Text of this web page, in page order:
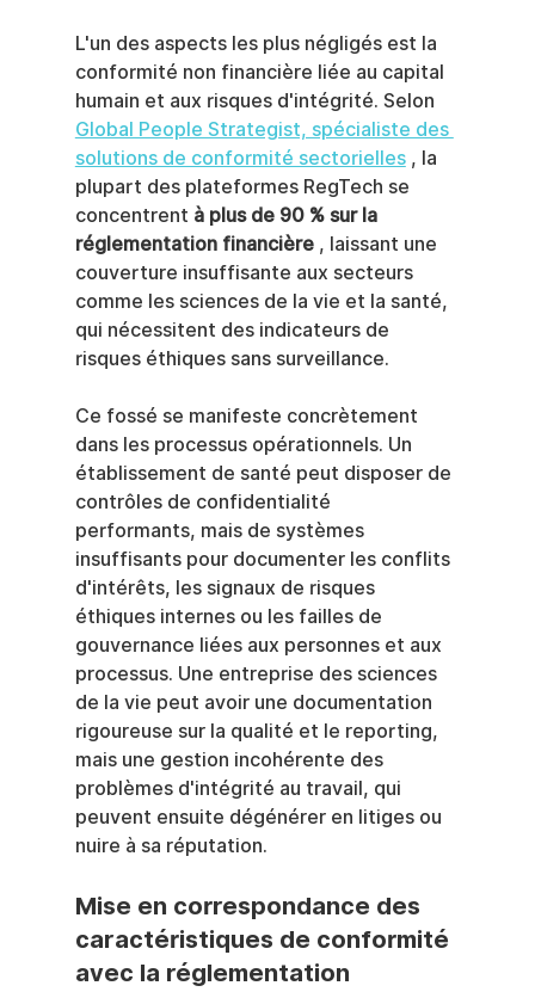
L'un des aspects les plus négligés est la
conformité non financière liée au capital
humain et aux risques d'intégrité. Selon
Global People Strategist, spécialiste des
solutions de conformité sectorielles , la
plupart des plateformes RegTech se
concentrent à plus de 90 % sur la
réglementation financière , laissant une
couverture insuffisante aux secteurs
comme les sciences de la vie et la santé,
qui nécessitent des indicateurs de
risques éthiques sans surveillance.
Ce fossé se manifeste concrètement
dans les processus opérationnels. Un
établissement de santé peut disposer de
contrôles de confidentialité
performants, mais de systèmes
insuffisants pour documenter les conflits
d'intérêts, les signaux de risques
éthiques internes ou les failles de
gouvernance liées aux personnes et aux
processus. Une entreprise des sciences
de la vie peut avoir une documentation
rigoureuse sur la qualité et le reporting,
mais une gestion incohérente des
problèmes d'intégrité au travail, qui
peuvent ensuite dégénérer en litiges ou
nuire à sa réputation.
Mise en correspondance des
caractéristiques de conformité
avec la réglementation